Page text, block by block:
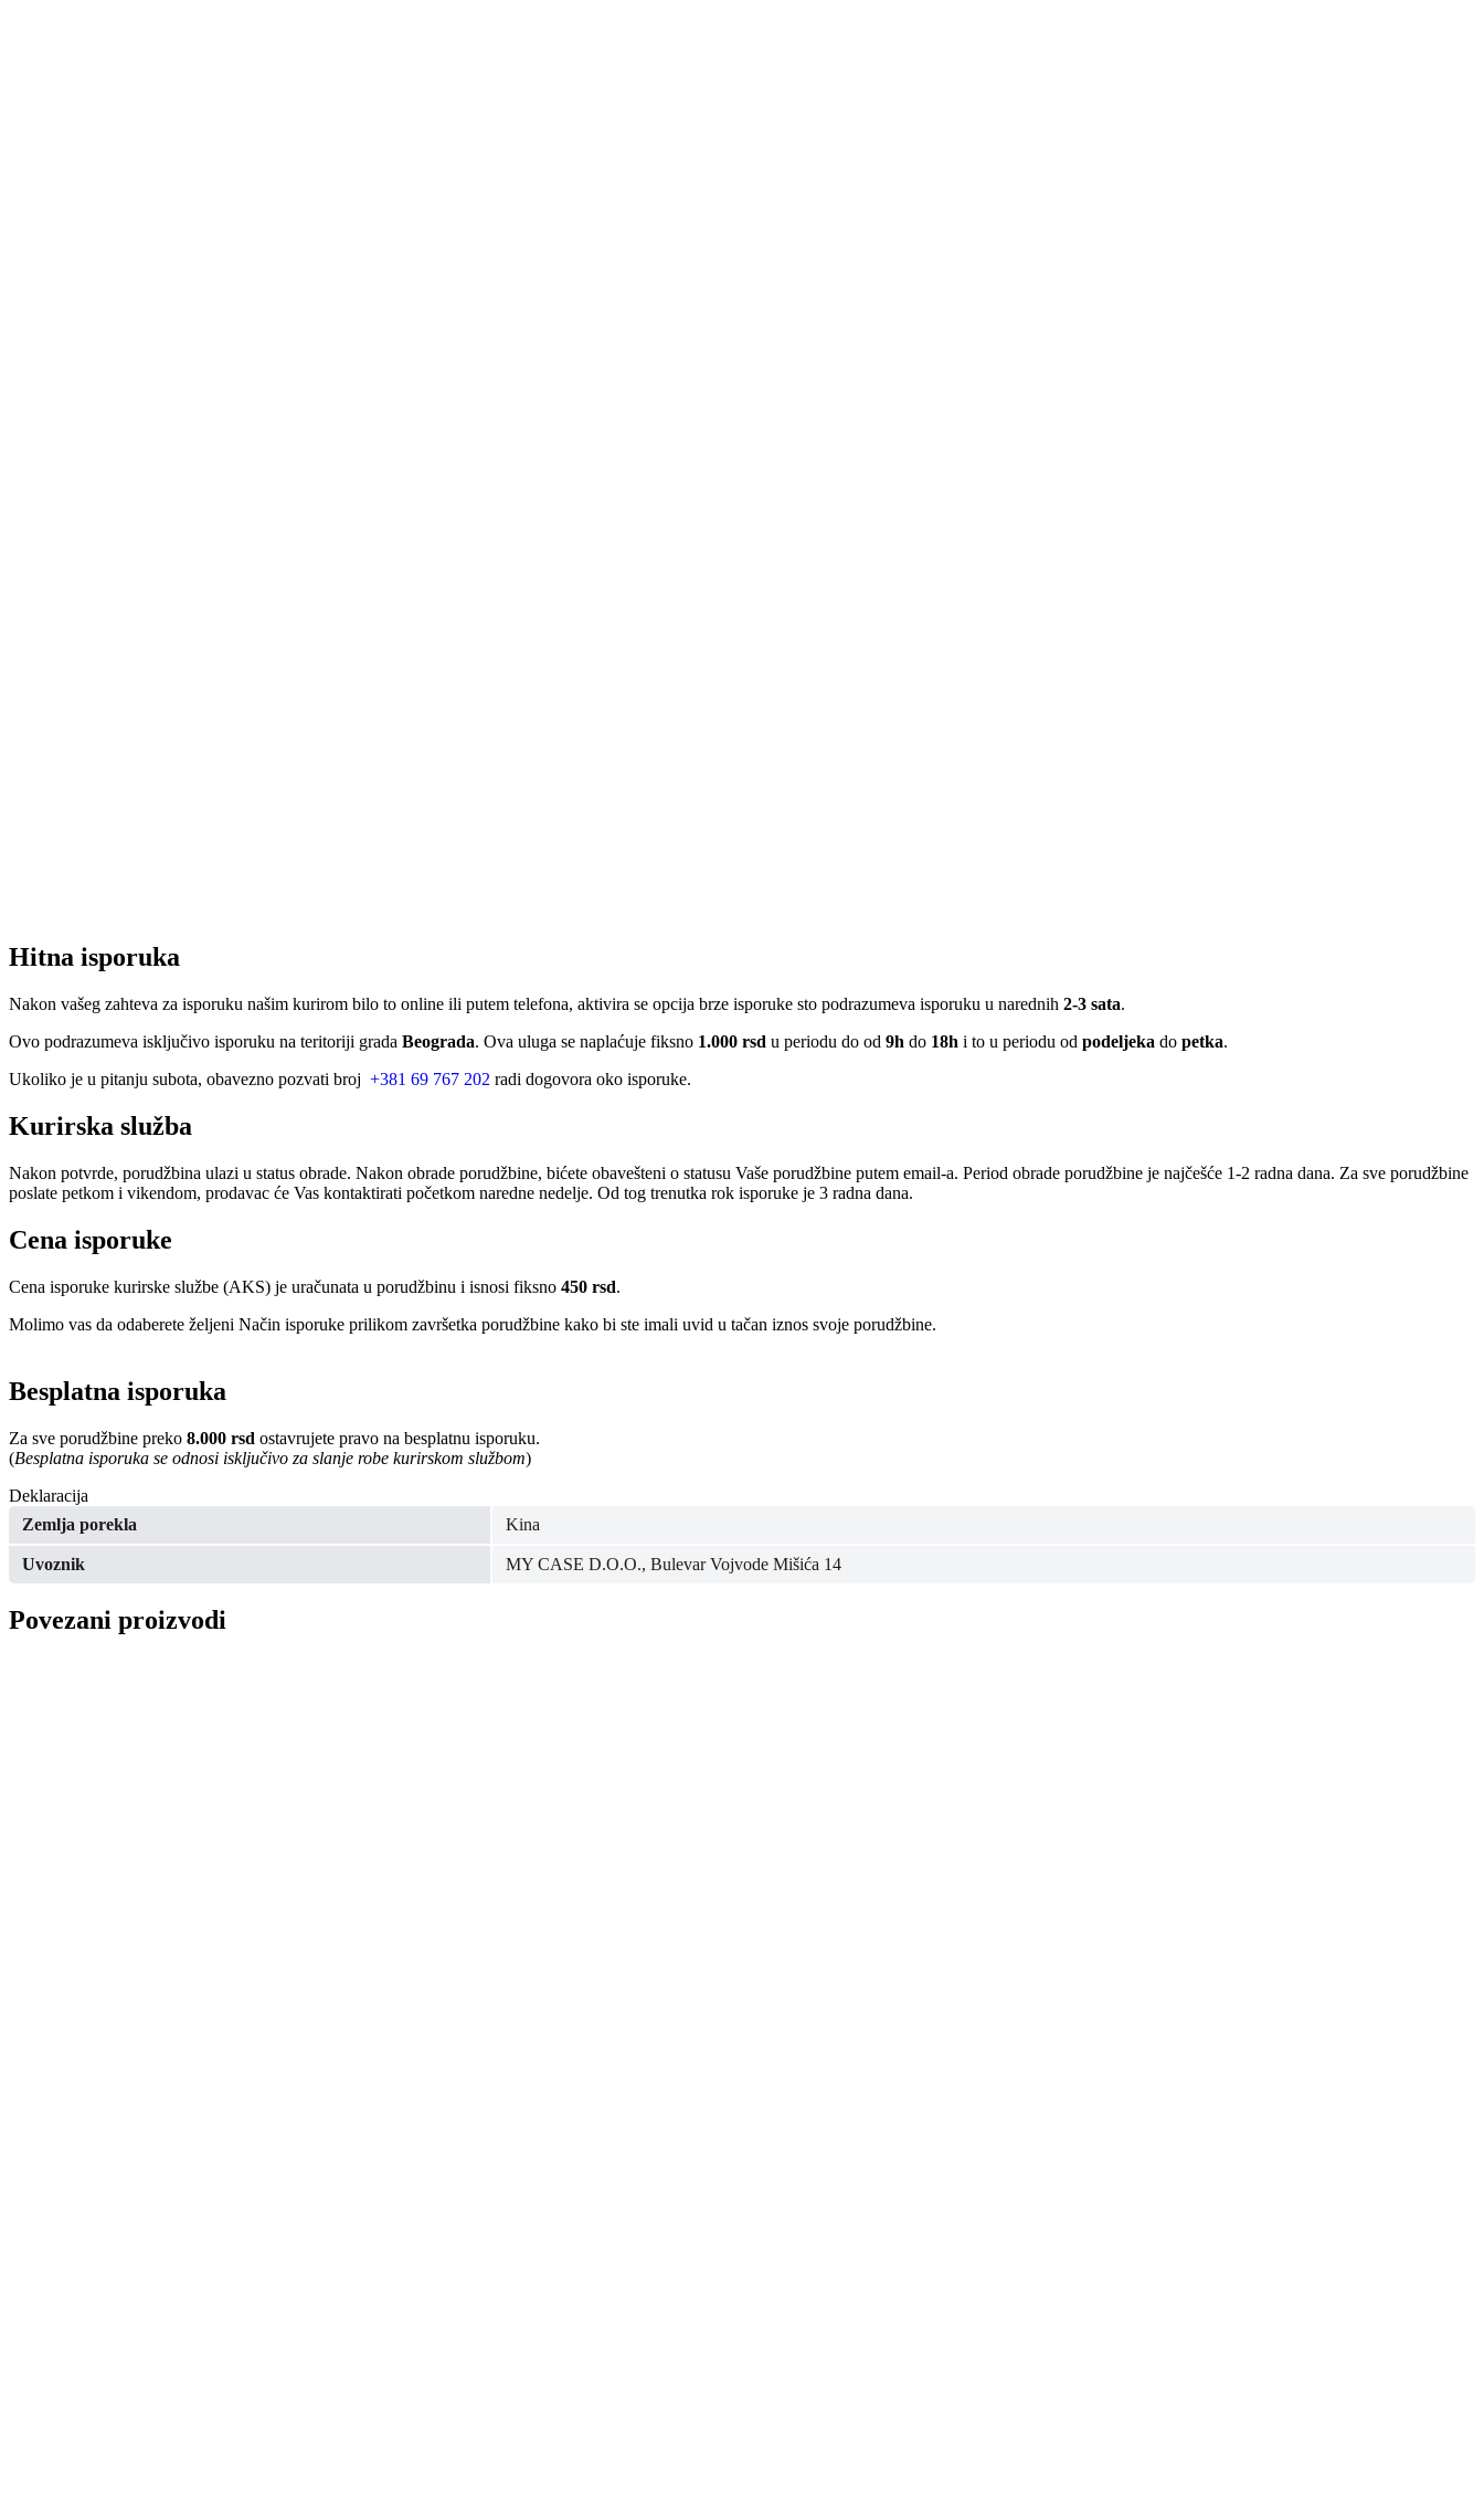
Hitna isporuka
Nakon vašeg zahteva za isporuku našim kurirom bilo to online ili putem telefona, aktivira se opcija brze isporuke sto podrazumeva isporuku u narednih 2-3 sata.
Ovo podrazumeva isključivo isporuku na teritoriji grada Beograda. Ova uluga se naplaćuje fiksno 1.000 rsd u periodu do od 9h do 18h i to u periodu od podeljeka do petka.
Ukoliko je u pitanju subota, obavezno pozvati broj +381 69 767 202 radi dogovora oko isporuke.
Kurirska služba
Nakon potvrde, porudžbina ulazi u status obrade. Nakon obrade porudžbine, bićete obavešteni o statusu Vaše porudžbine putem email-a. Period obrade porudžbine je najčešće 1-2 radna dana. Za sve porudžbine
poslate petkom i vikendom, prodavac će Vas kontaktirati početkom naredne nedelje. Od tog trenutka rok isporuke je 3 radna dana.
Cena isporuke
Cena isporuke kurirske službe (AKS) je uračunata u porudžbinu i isnosi fiksno 450 rsd.
Molimo vas da odaberete željeni Način isporuke prilikom završetka porudžbine kako bi ste imali uvid u tačan iznos svoje porudžbine.
Besplatna isporuka
Za sve porudžbine preko 8.000 rsd ostavrujete pravo na besplatnu isporuku.
(Besplatna isporuka se odnosi isključivo za slanje robe kurirskom službom)
Deklaracija
Zemlja porekla
Kina
Uvoznik MY CASE D.O.O., Bulevar Vojvode Mišića 14
Povezani proizvodi